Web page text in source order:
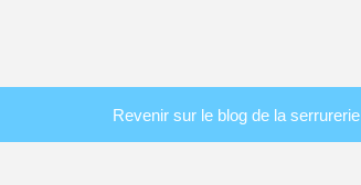
Revenir sur le blog de la serrurerie